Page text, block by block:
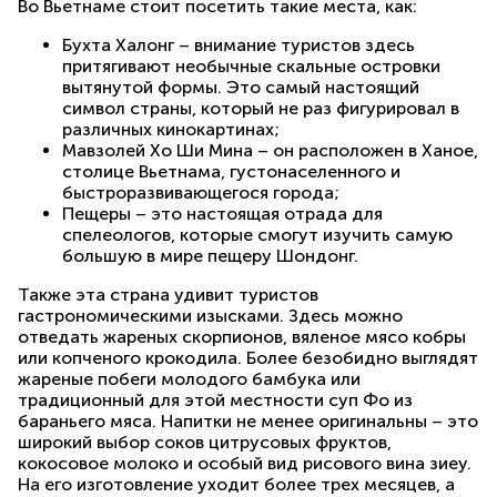
Во Вьетнаме стоит посетить такие места, как:
Бухта Халонг – внимание туристов здесь
притягивают необычные скальные островки
вытянутой формы. Это самый настоящий
символ страны, который не раз фигурировал в
различных кинокартинах;
Мавзолей Хо Ши Мина – он расположен в Ханое,
столице Вьетнама, густонаселенного и
быстроразвивающегося города;
Пещеры – это настоящая отрада для
спелеологов, которые смогут изучить самую
большую в мире пещеру Шондонг.
Также эта страна удивит туристов
гастрономическими изысками. Здесь можно
отведать жареных скорпионов, вяленое мясо кобры
или копченого крокодила. Более безобидно выглядят
жареные побеги молодого бамбука или
традиционный для этой местности суп Фо из
бараньего мяса. Напитки не менее оригинальны – это
широкий выбор соков цитрусовых фруктов,
кокосовое молоко и особый вид рисового вина зиеу.
На его изготовление уходит более трех месяцев, а